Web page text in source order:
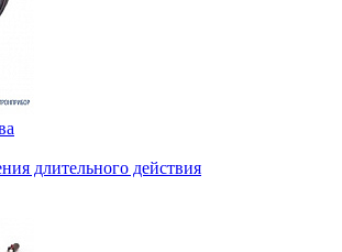
длительного действия